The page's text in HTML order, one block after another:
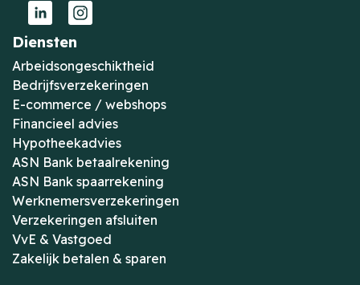
Diensten
Arbeidsongeschiktheid
Bedrijfsverzekeringen
E-commerce / webshops
Financieel advies
Hypotheekadvies
ASN Bank betaalrekening
ASN Bank spaarrekening
Werknemersverzekeringen
Verzekeringen afsluiten
VvE & Vastgoed
Zakelijk betalen & sparen